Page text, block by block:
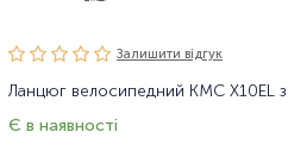
Залишити вiдгук
Є в наявності